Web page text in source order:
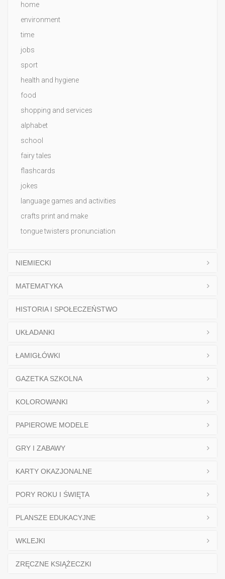
home
environment
time
jobs
sport
health and hygiene
food
shopping and services
alphabet
school
fairy tales
flashcards
jokes
language games and activities
crafts print and make
tongue twisters pronunciation
NIEMIECKI
MATEMATYKA
HISTORIA I SPOŁECZEŃSTWO
UKŁADANKI
ŁAMIGŁÓWKI
GAZETKA SZKOLNA
KOLOROWANKI
PAPIEROWE MODELE
GRY I ZABAWY
KARTY OKAZJONALNE
PORY ROKU I ŚWIĘTA
PLANSZE EDUKACYJNE
WKLEJKI
ZRĘCZNE KSIĄŻECZKI